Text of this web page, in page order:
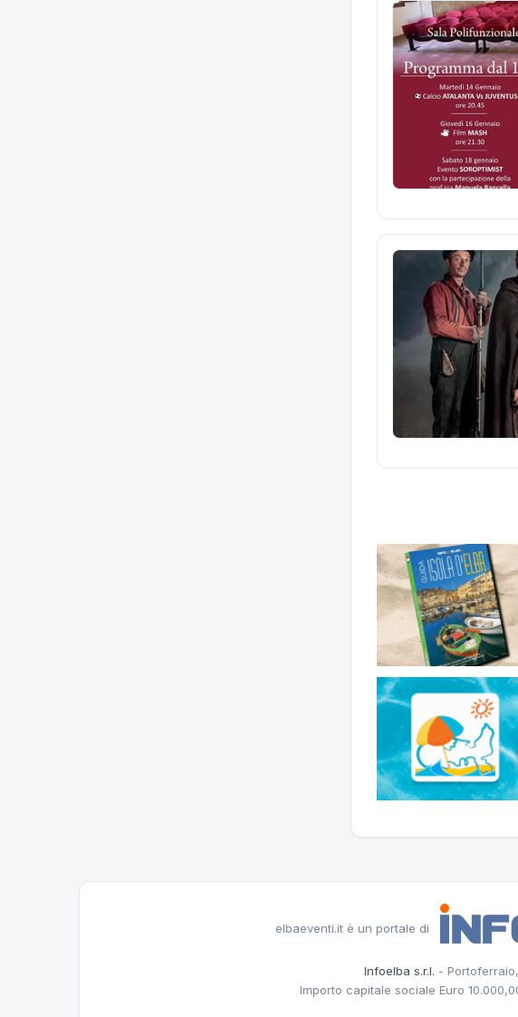
elbaeventi.it è un portale di
Infoelba s.r.l. -
Importo capitale sociale Euro